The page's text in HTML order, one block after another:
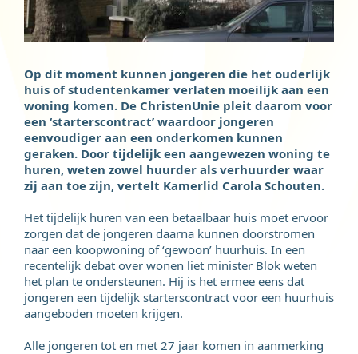
Op dit moment kunnen jongeren die het ouderlijk
huis of studentenkamer verlaten moeilijk aan een
woning komen. De ChristenUnie pleit daarom voor
een ‘starterscontract’ waardoor jongeren
eenvoudiger aan een onderkomen kunnen
geraken. Door tijdelijk een aangewezen woning te
huren, weten zowel huurder als verhuurder waar
zij aan toe zijn, vertelt Kamerlid Carola Schouten.
Het tijdelijk huren van een betaalbaar huis moet ervoor
zorgen dat de jongeren daarna kunnen doorstromen
naar een koopwoning of ‘gewoon’ huurhuis. In een
recentelijk debat over wonen liet minister Blok weten
het plan te ondersteunen. Hij is het ermee eens dat
jongeren een tijdelijk starterscontract voor een huurhuis
aangeboden moeten krijgen.
Alle jongeren tot en met 27 jaar komen in aanmerking